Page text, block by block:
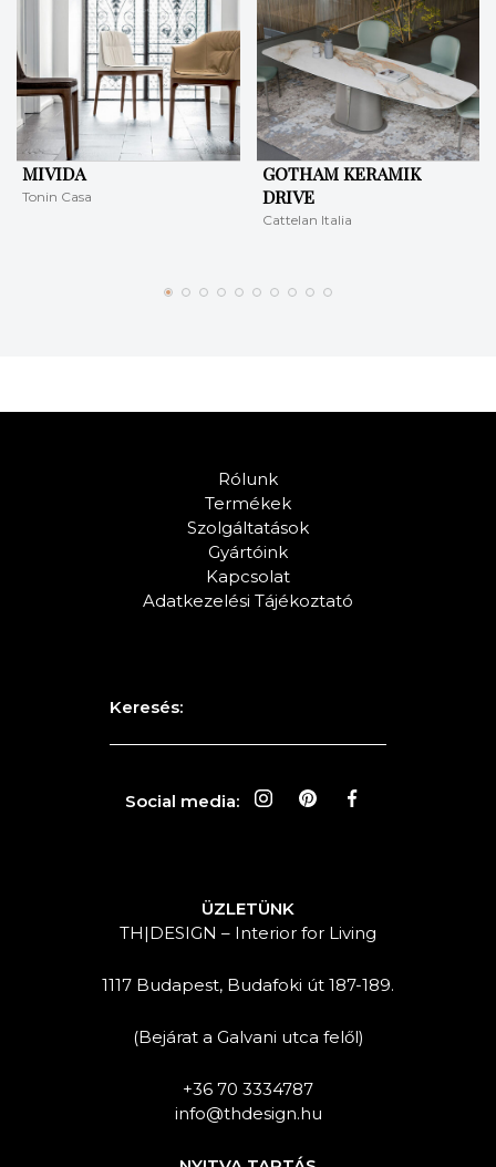
MIVIDA
Tonin Casa
GOTHAM KERAMIK
DRIVE
Cattelan Italia
Rólunk
Termékek
Szolgáltatások
Gyártóink
Kapcsolat
Adatkezelési Tájékoztató
Keresés:
Social media:
ÜZLETÜNK
TH|DESIGN – Interior for Living
1117 Budapest, Budafoki út 187-189.
(Bejárat a Galvani utca felől)
+36 70 3334787
info@thdesign.hu